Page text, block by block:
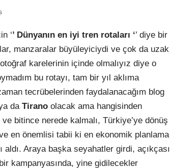
‘’ Dünyanın en iyi tren rotaları ‘’ diye bir
manzaralar büyüleyiciydi ve çok da uzak
karelerinin içinde olmalıyız diye o
bu rotayı, tam bir yıl aklıma
tecrübelerinden faydalanacağım blog
da Tirano olacak ama hangisinden
bitince nerede kalmalı, Türkiye’ye dönüş
en önemlisi tabii ki en ekonomik planlama
Araya başka seyahatler girdi, açıkçası
kampanyasında, yine gidilecekler